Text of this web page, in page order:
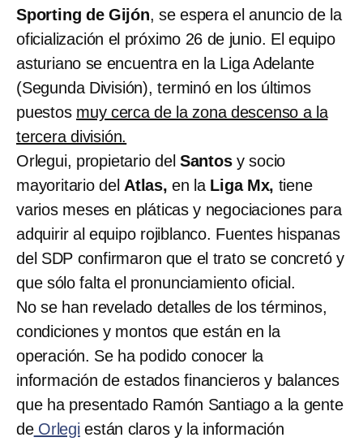
Sporting de Gijón, se espera el anuncio de la
oficialización el próximo 26 de junio. El equipo
asturiano se encuentra en la Liga Adelante
(Segunda División), terminó en los últimos
puestos muy cerca de la zona descenso a la
tercera división.
Orlegui, propietario del Santosy socio
mayoritario del Atlas, en la Liga Mx, tiene
varios meses en pláticas y negociaciones para
adquirir al equipo rojiblanco. Fuentes hispanas
del SDP confirmaron que el trato se concretó y
que sólo falta el pronunciamiento oficial.
No se han revelado detalles de los términos,
condiciones y montos que están en la
operación. Se ha podido conocer la
información de estados financieros y balances
que ha presentado Ramón Santiago a la gente
deOrlegi están claros y la información